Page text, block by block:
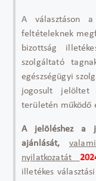
A választáson
feltételeknek
bizottság
szolgáltató
egészségügyi
jogosult jelöltet
területén működő
A jelöléshez a
ajánlását,
nyilatkozatát
illetékes